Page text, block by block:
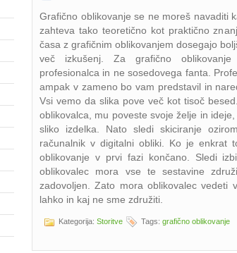
Grafično oblikovanje se ne moreš navaditi
zahteva tako teoretično kot praktično
časa z grafičnim oblikovanjem dosegajo
več izkušenj. Za grafično
profesionalca in ne sosedovega fanta.
ampak v zameno bo vam predstavil in
Vsi vemo da slika pove več kot tisoč
oblikovalca, mu poveste svoje želje in
sliko izdelka. Nato sledi skiciranje
računalnik v digitalni obliki. Ko je enkrat
oblikovanje v prvi fazi končano. Sledi
oblikovalec mora vse te sestavine
zadovoljen. Zato mora oblikovalec vedeti
lahko in kaj ne sme združiti.
Kategorija: Storitve Tags: grafično oblikovanje